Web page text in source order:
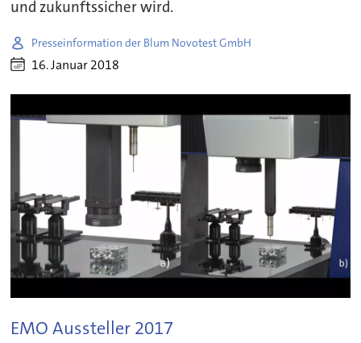
und zukunftssicher wird.
Presseinformation der Blum Novotest GmbH
16. Januar 2018
EMO Aussteller 2017